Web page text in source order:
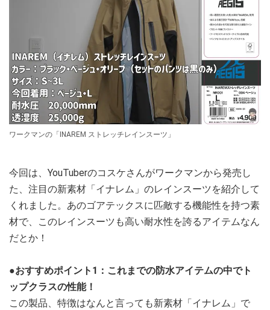
ワークマンの「INAREM ストレッチレインスーツ」
今回は、YouTuberのコスケさんがワークマンから発売し
た、注目の新素材「イナレム」のレインスーツを紹介して
くれました。あのゴアテックスに匹敵する機能性を持つ素
材で、このレインスーツも高い耐水性を誇るアイテムなん
だとか！
●おすすめポイント1：これまでの防水アイテムの中でト
ップクラスの性能！
この製品、特徴はなんと言っても新素材「イナレム」で